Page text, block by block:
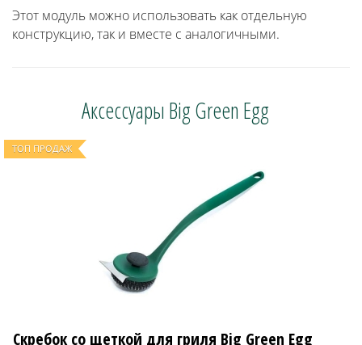
Этот модуль можно использовать как отдельную
конструкцию, так и вместе с аналогичными.
Аксессуары Big Green Egg
ТОП ПРОДАЖ
Скребок со щеткой для гриля Big Green Egg